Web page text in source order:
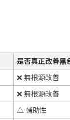
是否真正改善黑
❌ 無根源改善
❌ 無根源改善
△ 輔助性